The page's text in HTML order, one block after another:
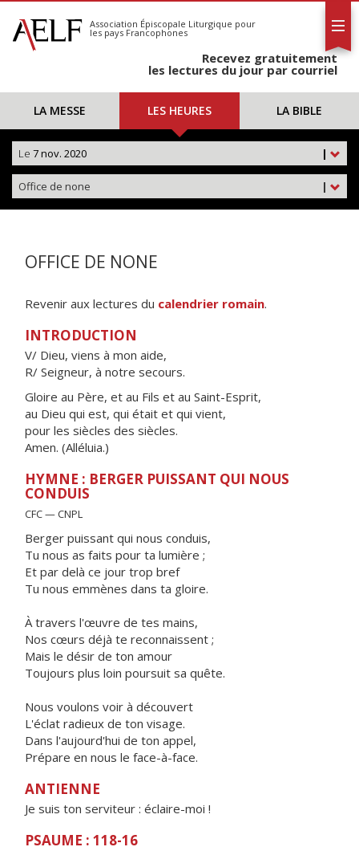
S'abonner
Calendrier
Association Épiscopale Liturgique pour
les pays Francophones
Recevez gratuitement
les lectures du jour par courriel
LA MESSE LES HEURES LA BIBLE
|
Le 7 nov. 2020
|
Office de none
OFFICE DE NONE
Revenir aux lectures du calendrier romain.
INTRODUCTION
V/ Dieu, viens à mon aide,
R/ Seigneur, à notre secours.
Gloire au Père, et au Fils et au Saint-Esprit,
au Dieu qui est, qui était et qui vient,
pour les siècles des siècles.
Amen. (Alléluia.)
HYMNE : BERGER PUISSANT QUI NOUS
CONDUIS
CFC — CNPL
Berger puissant qui nous conduis,
Tu nous as faits pour ta lumière ;
Et par delà ce jour trop bref
Tu nous emmènes dans ta gloire.
À travers l'œuvre de tes mains,
Nos cœurs déjà te reconnaissent ;
Mais le désir de ton amour
Toujours plus loin poursuit sa quête.
Nous voulons voir à découvert
L'éclat radieux de ton visage.
Dans l'aujourd'hui de ton appel,
Prépare en nous le face-à-face.
ANTIENNE
Je suis ton serviteur : éclaire-moi !
PSAUME : 118-16